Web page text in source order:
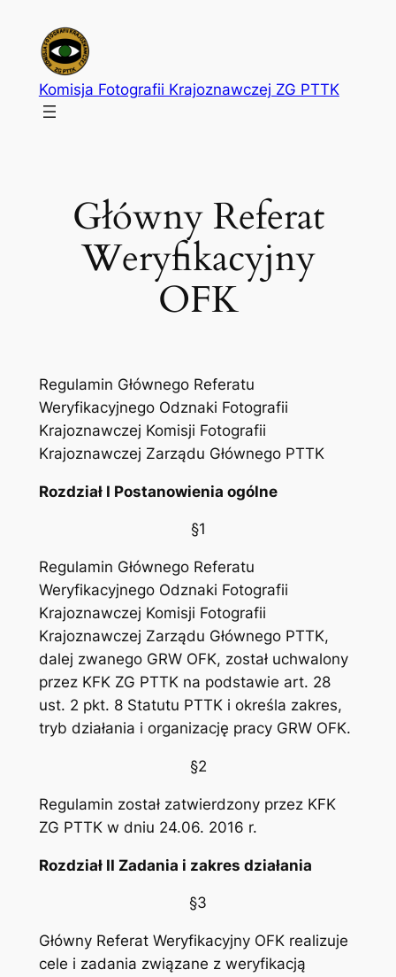
treści
Komisja Fotografii Krajoznawczej ZG PTTK
Główny Referat
Weryfikacyjny
OFK
Regulamin Głównego Referatu
Weryfikacyjnego Odznaki Fotografii
Krajoznawczej Komisji Fotografii
Krajoznawczej Zarządu Głównego PTTK
Rozdział I Postanowienia ogólne
§1
Regulamin Głównego Referatu
Weryfikacyjnego Odznaki Fotografii
Krajoznawczej Komisji Fotografii
Krajoznawczej Zarządu Głównego PTTK,
dalej zwanego GRW OFK, został uchwalony
przez KFK ZG PTTK na podstawie art. 28
ust. 2 pkt. 8 Statutu PTTK i określa zakres,
tryb działania i organizację pracy GRW OFK.
§2
Regulamin został zatwierdzony przez KFK
ZG PTTK w dniu 24.06. 2016 r.
Rozdział II Zadania i zakres działania
§3
Główny Referat Weryfikacyjny OFK realizuje
cele i zadania związane z weryfikacją